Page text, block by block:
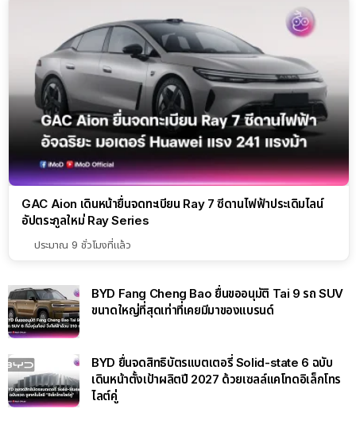
GAC Aion เดินหน้ายื่นจดทะเบียน Ray 7 ซีดานไฟฟ้าประเดิมไลน์
อัปตระกูลใหม่ Ray Series
ประมาณ 9 ชั่วโมงที่แล้ว
BYD Fang Cheng Bao ยื่นขออนุมัติ Tai 9 รถ SUV
ขนาดใหญ่ที่สุดเท่าที่เคยมีมาของแบรนด์
BYD ยื่นจดสิทธิบัตรแบตเตอรี่ Solid-state 6 ฉบับ
เดินหน้าตั้งเป้าผลิตปี 2027 ด้วยเซลล์แคโทดอิเล็กโทร
ไลต์คู่